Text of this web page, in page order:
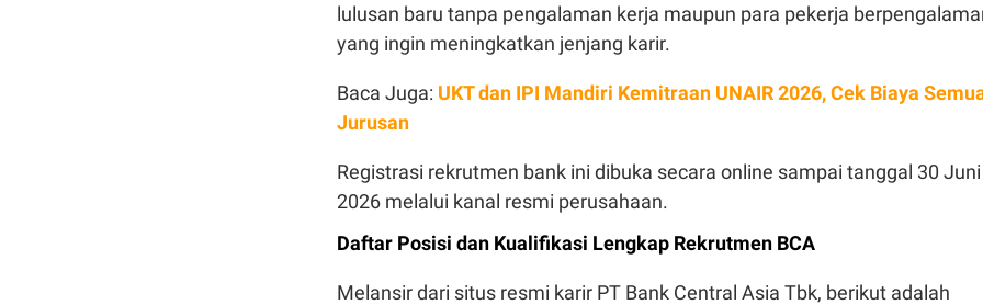
lulusan baru tanpa pengalaman kerja maupun para pekerja
yang ingin meningkatkan jenjang karir.
Baca Juga: UKT dan IPI Mandiri Kemitraan UNAIR 2026, Cek Biaya
Jurusan
Registrasi rekrutmen bank ini dibuka secara online sampai tanggal 30 Juni
2026 melalui kanal resmi perusahaan.
Daftar Posisi dan Kualifikasi Lengkap Rekrutmen BCA
Melansir dari situs resmi karir PT Bank Central Asia Tbk, berikut adalah